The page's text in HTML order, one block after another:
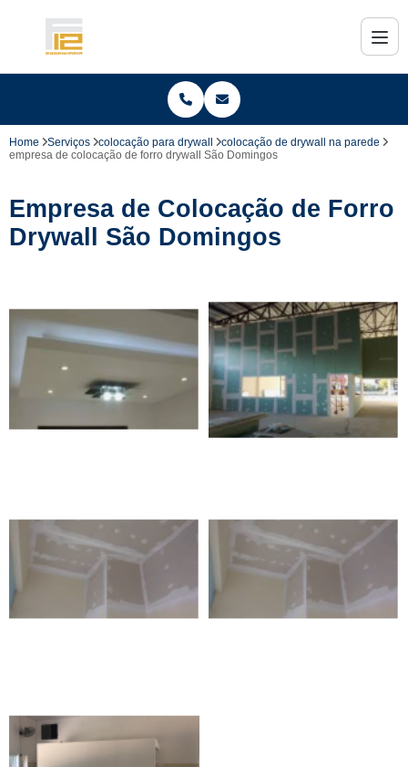
Home Serviços colocação para drywall
colocação de drywall na parede
empresa de colocação de forro drywall São Domingos
Empresa de Colocação de Forro
Drywall São Domingos